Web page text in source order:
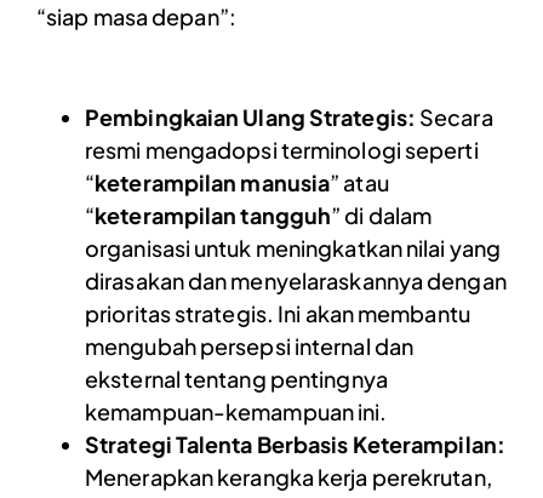
“siap masa depan”:
Pembingkaian Ulang Strategis: Secara
resmi mengadopsi terminologi seperti
“keterampilan manusia” atau
“keterampilan tangguh” di dalam
organisasi untuk meningkatkan nilai yang
dirasakan dan menyelaraskannya dengan
prioritas strategis. Ini akan membantu
mengubah persepsi internal dan
eksternal tentang pentingnya
kemampuan-kemampuan ini.
Strategi Talenta Berbasis Keterampilan:
Menerapkan kerangka kerja perekrutan,